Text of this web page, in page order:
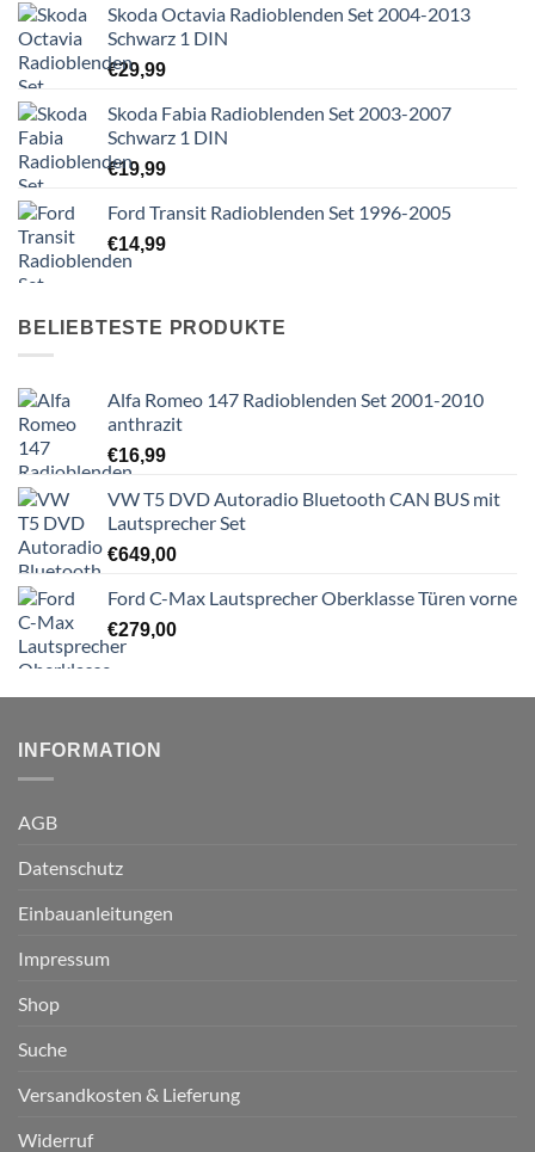
Skoda Octavia Radioblenden Set 2004-2013
Schwarz 1 DIN
€29,99
Skoda Fabia Radioblenden Set 2003-2007
Schwarz 1 DIN
€19,99
Ford Transit Radioblenden Set 1996-2005
€14,99
BELIEBTESTE PRODUKTE
Alfa Romeo 147 Radioblenden Set 2001-2010
anthrazit
€16,99
VW T5 DVD Autoradio Bluetooth CAN BUS mit
Lautsprecher Set
€649,00
Ford C-Max Lautsprecher Oberklasse Türen vorne
€279,00
INFORMATION
AGB
Datenschutz
Einbauanleitungen
Impressum
Shop
Suche
Versandkosten & Lieferung
Widerruf